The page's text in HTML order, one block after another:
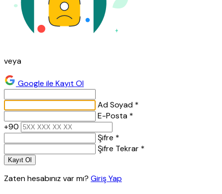
veya
Google ile Kayıt Ol
Ad Soyad *
E-Posta *
+90
Şifre *
Şifre Tekrar *
Kayıt Ol
Zaten hesabınız var mı? Giriş Yap